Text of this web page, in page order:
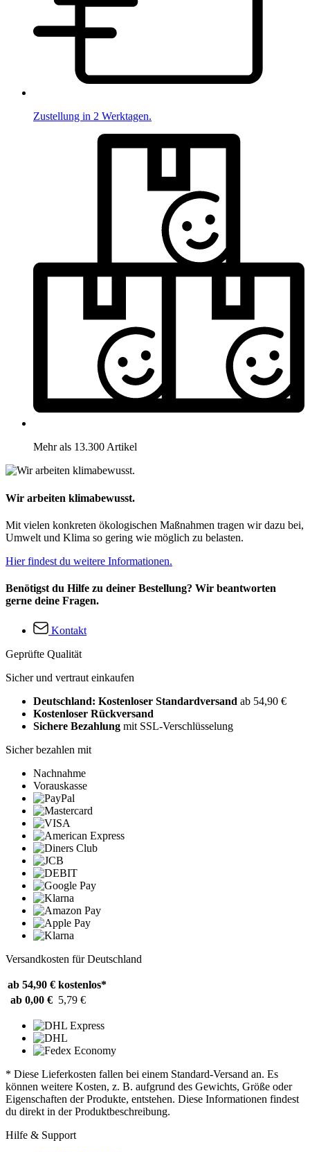
Zustellung in 2 Werktagen.
Mehr als 13.300 Artikel
Wir arbeiten klimabewusst.
Mit vielen konkreten ökologischen Maßnahmen tragen wir dazu bei,
Umwelt und Klima so gering wie möglich zu belasten.
Hier findest du weitere Informationen.
Benötigst du Hilfe zu deiner Bestellung? Wir beantworten
gerne deine Fragen.
Kontakt
Geprüfte Qualität
Sicher und vertraut einkaufen
Deutschland: Kostenloser Standardversand ab 54,90 €
Kostenloser Rückversand
Sichere Bezahlung mit SSL-Verschlüsselung
Sicher bezahlen mit
Nachnahme
Vorauskasse
Versandkosten für Deutschland
ab 54,90 € kostenlos*
ab 0,00 € 5,79 €
* Diese Lieferkosten fallen bei einem Standard-Versand an. Es
können weitere Kosten, z. B. aufgrund des Gewichts, Größe oder
Eigenschaften der Produkte, entstehen. Diese Informationen findest
du direkt in der Produktbeschreibung.
Hilfe & Support